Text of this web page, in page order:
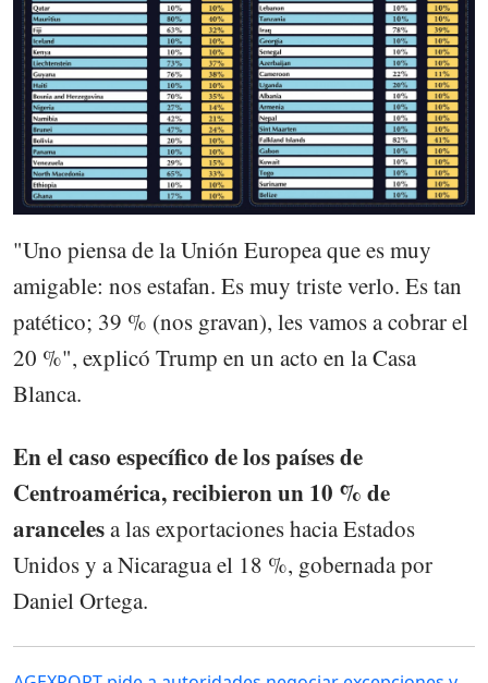
"Uno piensa de la Unión Europea que es muy
amigable: nos estafan. Es muy triste verlo. Es tan
patético; 39 % (nos gravan), les vamos a cobrar el
20 %", explicó Trump en un acto en la Casa
Blanca.
En el caso específico de los países de
Centroamérica, recibieron un 10 % de
arancelesa las exportaciones hacia Estados
Unidos y a Nicaragua el 18 %, gobernada por
Daniel Ortega.